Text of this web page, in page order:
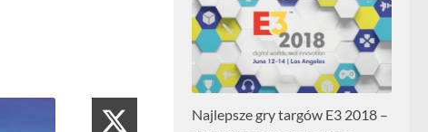
Najlepsze gry targów E3 2018 –